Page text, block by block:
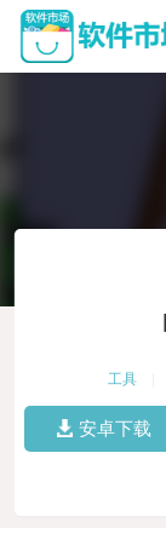
工具
安卓下载